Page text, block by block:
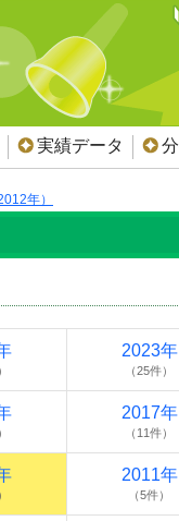
実績データ
年）
2023年
（25件）
2017年
（11件）
2011年
（5件）